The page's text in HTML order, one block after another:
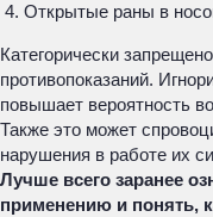
Открытые раны в
Категорически
противопоказаний.
повышает вероятность
Также это может
нарушения в работе их
Лучше всего заранее
применению и понять,